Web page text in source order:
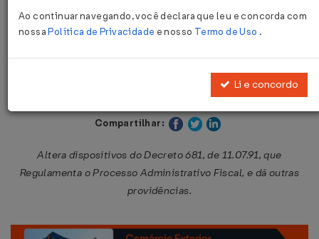
Decreto nº 1.160 de 27/07/1992
Publicado no DOM - Manaus em 19 out 1992
Compartilhar:
Altera dispositivos do Decreto 681, de 11.07.91, que
Regulamenta o Processo Administrativo Fiscal, e dá outras
providências.
Ao continuar navegando, você declara que leu e concorda com
nossaPolítica de Privacidade e nosso Termo de Uso .
Li e concordo